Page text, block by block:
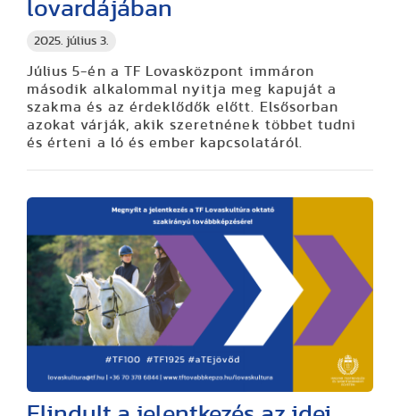
2025. július 3.
lovardájában
Július 5-én a TF Lovasközpont immáron
második alkalommal nyitja meg kapuját a
szakma és az érdeklődők előtt. Elsősorban
azokat várják, akik szeretnének többet tudni
és érteni a ló és ember kapcsolatáról.